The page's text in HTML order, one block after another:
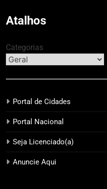
Atalhos
Categorias
Portal de Cidades
Portal Nacional
Seja Licenciado(a)
Anuncie Aqui